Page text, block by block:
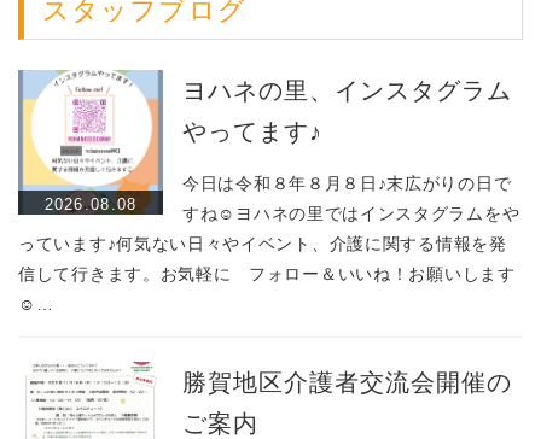
日時：平成29年10月28日（土）
時間：13：30～
詳しくはこちら→
スタッフブログ
2026.08.08
ヨハネの里、インスタグラム
やってます♪
今日は令和８年８月８日♪末広がりの日で
すね☺ヨハネの里ではインスタグラムをや
っています♪何気ない日々やイベント、介護に関する情報を発
信して行きます。お気軽に フォロー＆いいね！お願いします
☺…
勝賀地区介護者交流会開催の
ご案内